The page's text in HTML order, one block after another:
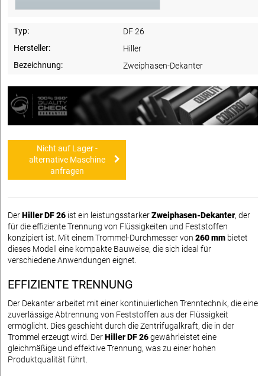
Typ:
DF 26
Hersteller:
Hiller
Bezeichnung:
Zweiphasen-Dekanter
Nicht auf Lager -
alternative Maschine
anfragen
DerHiller DF 26 ist ein leistungsstarkerZweiphasen-Dekanter, der
für die effiziente Trennung von Flüssigkeiten und Feststoffen
konzipiert ist. Mit einem Trommel-Durchmesser von 260 mm bietet
dieses Modell eine kompakte Bauweise, die sich ideal für
verschiedene Anwendungen eignet.
EFFIZIENTE TRENNUNG
Der Dekanter arbeitet mit einer kontinuierlichen Trenntechnik, die eine
zuverlässige Abtrennung von Feststoffen aus der Flüssigkeit
ermöglicht. Dies geschieht durch die Zentrifugalkraft, die in der
Trommel erzeugt wird. DerHiller DF 26gewährleistet eine
gleichmäßige und effektive Trennung, was zu einer hohen
Produktqualität führt.